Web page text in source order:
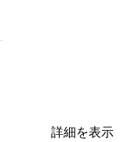
詳細を表示